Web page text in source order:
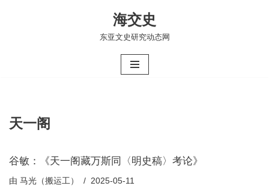
海交史
东亚文史研究动态网
天一阁
谷敏：《天一阁藏万斯同〈明史稿〉考论》
由 马光（搬运工） 2025-05-11